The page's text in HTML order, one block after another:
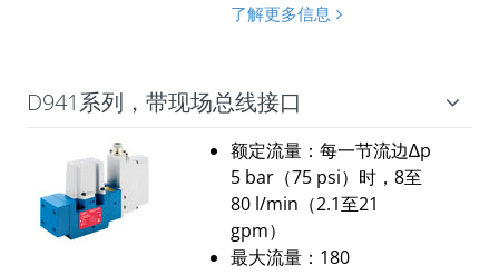
了解更多信息
D941系列，带现场总线接口
额定流量：每一节流边∆p
5 bar（75 psi）时，8至
80 l/min（2.1至21
gpm）
最大流量：180